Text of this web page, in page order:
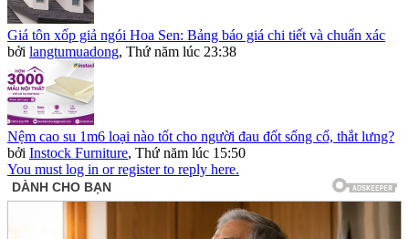
Giá tôn xốp giả ngói Hoa Sen: Bảng báo giá chi tiết và chuẩn xác
bởi langtumuadong, Thứ năm lúc 23:38
Nệm cao su 1m6 loại nào tốt cho người đau đốt sống cổ, thắt lưng?
bởi Instock Furniture, Thứ năm lúc 15:50
You must log in or register to reply here.